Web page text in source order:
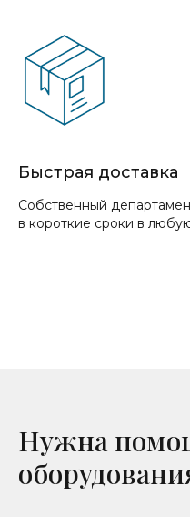
Быстрая доставка
Собственный
в короткие сроки в
Нужна